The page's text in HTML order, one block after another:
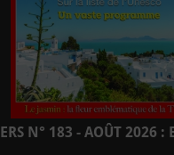
N° 183 - AOÛT 2026 :